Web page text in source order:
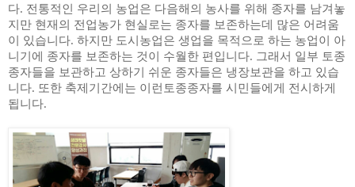
다. 전통적인 우리의 농업은 다음해의 농사를 위해 종자를 남겨놓
지만 현재의 전업농가 현실로는 종자를 보존하는데 많은 어려움
이 있습니다. 하지만 도시농업은 생업을 목적으로 하는 농업이 아
니기에 종자를 보존하는 것이 수월한 편입니다. 그래서 일부 토종
종자들을 보관하고 상하기 쉬운 종자들은 냉장보관을 하고 있습
니다. 또한 축제기간에는 이런토종종자를 시민들에게 전시하게
됩니다.